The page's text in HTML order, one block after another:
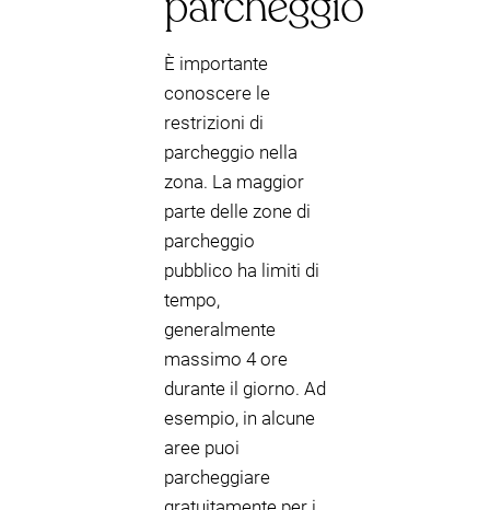
È importante
conoscere le
restrizioni di
parcheggio nella
zona. La maggior
parte delle zone di
parcheggio
pubblico ha limiti di
tempo,
generalmente
massimo 4 ore
durante il giorno. Ad
esempio, in alcune
aree puoi
parcheggiare